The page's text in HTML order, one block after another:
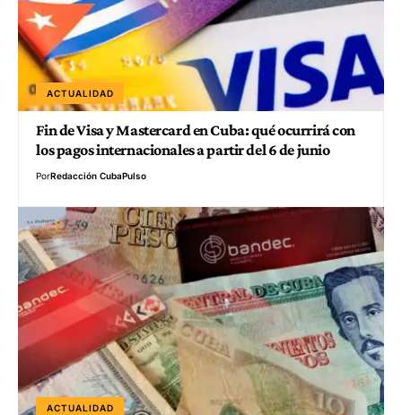
ACTUALIDAD
Fin de Visa y Mastercard en Cuba: qué ocurrirá con
los pagos internacionales a partir del 6 de junio
PorRedacción CubaPulso
ACTUALIDAD